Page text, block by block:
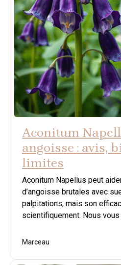
Aconitum
angoisse : avis,
limites
Aconitum Napellus peut
d’angoisse brutales avec
palpitations, mais son
scientifiquement. Nous
Marceau